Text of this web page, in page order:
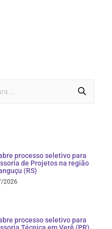
processo seletivo para
de Projetos na região
(RS)
2026
processo seletivo para
Técnica em Verê (PR)